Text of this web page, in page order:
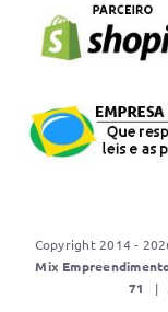
Copyright 2014 -
Mix
71
|